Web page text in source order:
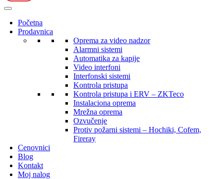
Početna
Prodavnica
Oprema za video nadzor
Alarmni sistemi
Automatika za kapije
Video interfoni
Interfonski sistemi
Kontrola pristupa
Kontrola pristupa i ERV – ZKTeco
Instalaciona oprema
Mrežna oprema
Ozvučenje
Protiv požarni sistemi – Hochiki, Cofem,
Fireray
Cenovnici
Blog
Kontakt
Moj nalog